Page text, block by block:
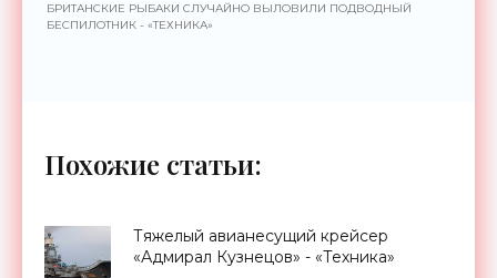
БРИТАНСКИЕ РЫБАКИ СЛУЧАЙНО ВЫЛОВИЛИ ПОДВОДНЫЙ
БЕСПИЛОТНИК - «ТЕХНИКА»
Похожие статьи:
Тяжелый авианесущий крейсер
«Адмирал Кузнецов» - «Техника»